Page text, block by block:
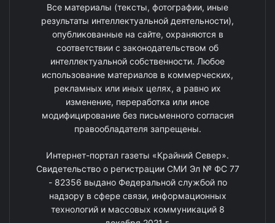
Все материалы (тексты, фотографии, иные
результаты интеллектуальной деятельности),
опубликованные на сайте, охраняются в
соответствии с законодательством об
интеллектуальной собственности. Любое
использование материалов в коммерческих,
рекламных или иных целях, а равно их
изменение, переработка или иное
модифицирование без письменного согласия
правообладателя запрещены.
Интернет-портал газеты «Крайний Север».
Свидетельство о регистрации СМИ Эл № ФС 77
- 82356 выдано Федеральной службой по
надзору в сфере связи, информационных
технологий и массовых коммуникаций 8